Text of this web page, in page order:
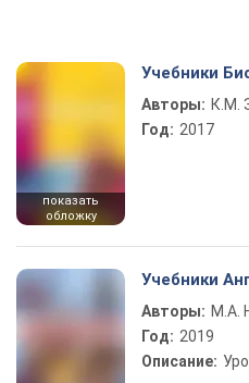
показать
обложку
Учебники
Авторы: К.М.
Год: 2017
Учебники
Авторы: М.А.
Год: 2019
Описание: